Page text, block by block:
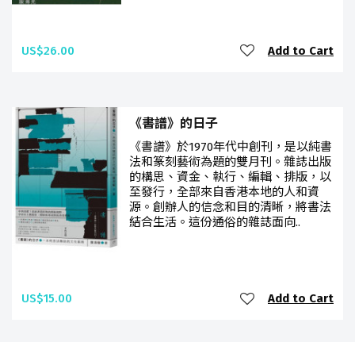
US$26.00 Add to Cart
《書譜》的日子
《書譜》於1970年代中創刊，是以純書
法和篆刻藝術為題的雙月刊。雜誌出版
的構思、資金、執行、編輯、排版，以
至發行，全部來自香港本地的人和資
源。創辦人的信念和目的清晰，將書法
結合生活。這份通俗的雜誌面向..
US$15.00 Add to Cart